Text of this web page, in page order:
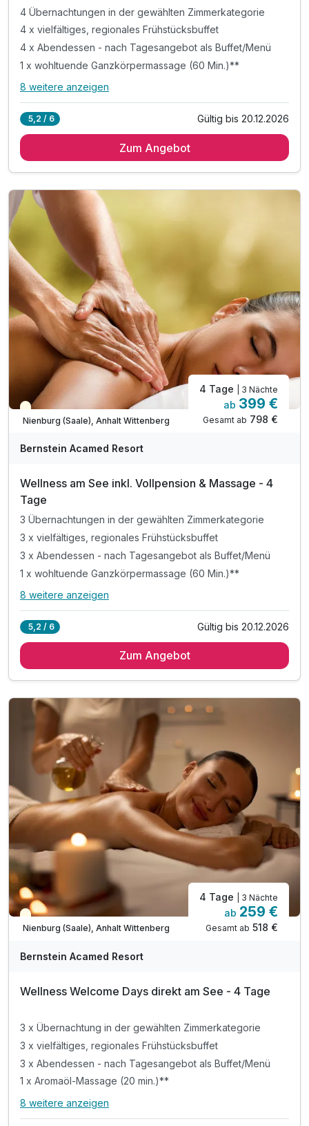
4 Übernachtungen in der gewählten Zimmerkategorie
4 x vielfältiges, regionales Frühstücksbuffet
4 x Abendessen - nach Tagesangebot als Buffet/Menü
1 x wohltuende Ganzkörpermassage (60 Min.)**
Alle Inklusivleistungen
4 x vielfältiges, regionales Frühstücksbuffet
4 x Mittagessen im Rahmen der Vollpension
4 x genüssliche Kaffee- und Kuchenzeit
1 x Flasche Sekt zur Anreise
1 x kleines Bernstein-Souvenir pro Zimmer
1 x Wellnesstasche mit Bademantel und Saunatuch
inkl. Zugang zum Wellnessbereich „Salzkristall“
inkl. vielfältige Saunalandschaft & Dampfbad
inkl. beheizter Außenpool (ganzjährig)
8 weitere anzeigen
5,2 / 6 Gültig bis 20.12.2026
Zum Angebot
WAR
202
Teilweise ausgelastet
Nienburg (Saale), Anhalt Wittenberg
4 Tage | 3 Nächte
ab 399 €
Gesamt ab 798 €
Bernstein Acamed Resort
Wellness am See inkl. Vollpension & Massage - 4
Tage
3 Übernachtungen in der gewählten Zimmerkategorie
3 x vielfältiges, regionales Frühstücksbuffet
3 x Abendessen - nach Tagesangebot als Buffet/Menü
1 x wohltuende Ganzkörpermassage (60 Min.)**
Alle Inklusivleistungen
3 x vielfältiges, regionales Frühstücksbuffet
3 x Mittagessen im Rahmen der Vollpension
3 x genüssliche Kaffee- und Kuchenzeit
1 Flasche Sekt zur Anreise auf dem Zimmer
1 x kleines Bernstein-Souvenir pro Zimmer
1 x Wellnesstasche: Bademantel und Saunatuch
inkl. Zugang zum Wellnessbereich „Salzkristall“
inkl. Saunalandschaft und Dampfbad
inkl. beheizter Außenpool (ganzjährig)
8 weitere anzeigen
5,2 / 6 Gültig bis 20.12.2026
Zum Angebot
WAR
202
Teilweise ausgelastet
Nienburg (Saale), Anhalt Wittenberg
4 Tage | 3 Nächte
ab 259 €
Gesamt ab 518 €
Bernstein Acamed Resort
Wellness Welcome Days direkt am See - 4 Tage
3 x Übernachtung in der gewählten Zimmerkategorie
3 x vielfältiges, regionales Frühstücksbuffet
3 x Abendessen - nach Tagesangebot als Buffet/Menü
1 x Aromaöl-Massage (20 min.)**
Alle Inklusivleistungen
8 weitere anzeigen